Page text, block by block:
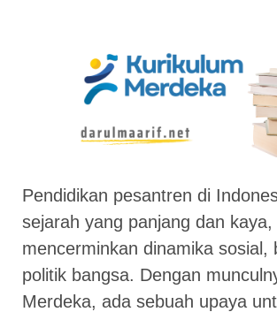
Pendidikan pesantren di
sejarah yang panjang dan kaya,
mencerminkan dinamika sosial,
politik bangsa. Dengan
Merdeka, ada sebuah upaya